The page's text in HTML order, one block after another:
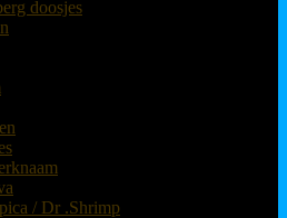
doosjes
/ Dr .Shrimp